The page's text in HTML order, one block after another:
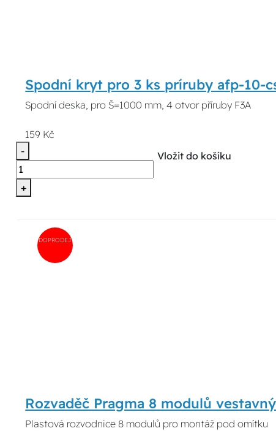
Spodní kryt pro 3 ks príruby afp-10-
Spodní deska, pro Š=1000 mm, 4 otvor příruby F3A
159 Kč
-
+
Vložit do košíku
DOPRODEJ
Rozvaděč Pragma 8 modulů
Plastová rozvodnice 8 modulů pro montáž pod omítku